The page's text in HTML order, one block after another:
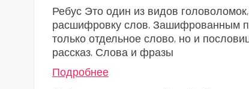
Ребус Это один из видов
расшифровку слов. Зашифрованным
только отдельное слово, но и
рассказ. Слова и фразы
Подробнее